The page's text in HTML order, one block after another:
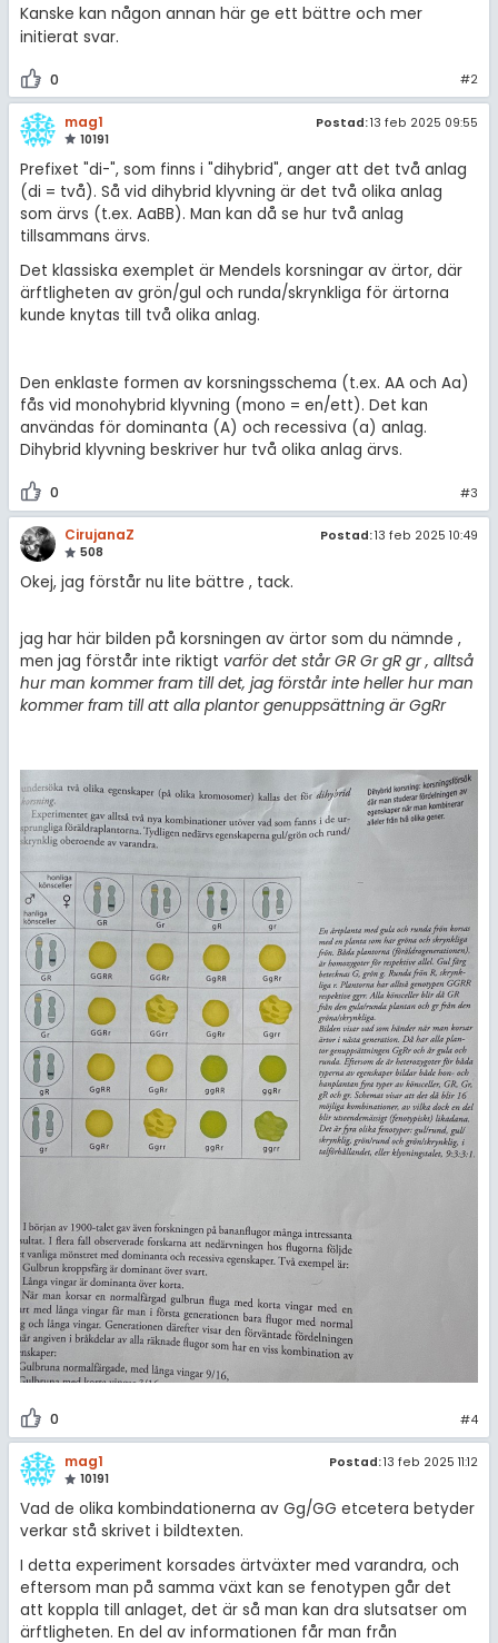
Kanske kan någon annan här ge ett bättre och mer
initierat svar.
0 #2
mag1
10191
Postad:13 feb 2025 09:55
Prefixet "di-", som finns i "dihybrid", anger att det två anlag
(di = två). Så vid dihybrid klyvning är det två olika anlag
som ärvs (t.ex. AaBB). Man kan då se hur två anlag
tillsammans ärvs.
Det klassiska exemplet är Mendels korsningar av ärtor, där
ärftligheten av grön/gul och runda/skrynkliga för ärtorna
kunde knytas till två olika anlag.
Den enklaste formen av korsningsschema (t.ex. AA och Aa)
fås vid monohybrid klyvning (mono = en/ett). Det kan
användas för dominanta (A) och recessiva (a) anlag.
Dihybrid klyvning beskriver hur två olika anlag ärvs.
0 #3
CirujanaZ
508
Postad:13 feb 2025 10:49
Okej, jag förstår nu lite bättre , tack.
jag har här bilden på korsningen av ärtor som du nämnde ,
men jag förstår inte riktigt varför det står GR Gr gR gr , alltså
hur man kommer fram till det, jag förstår inte heller hur man
kommer fram till att alla plantor genuppsättning är GgRr
0 #4
mag1
10191
Postad:13 feb 2025 11:12
Vad de olika kombindationerna av Gg/GG etcetera betyder
verkar stå skrivet i bildtexten.
I detta experiment korsades ärtväxter med varandra, och
eftersom man på samma växt kan se fenotypen går det
att koppla till anlaget, det är så man kan dra slutsatser om
ärftligheten. En del av informationen får man från